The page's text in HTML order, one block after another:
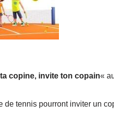
copine, invite ton copain«
de tennis pourront inviter un